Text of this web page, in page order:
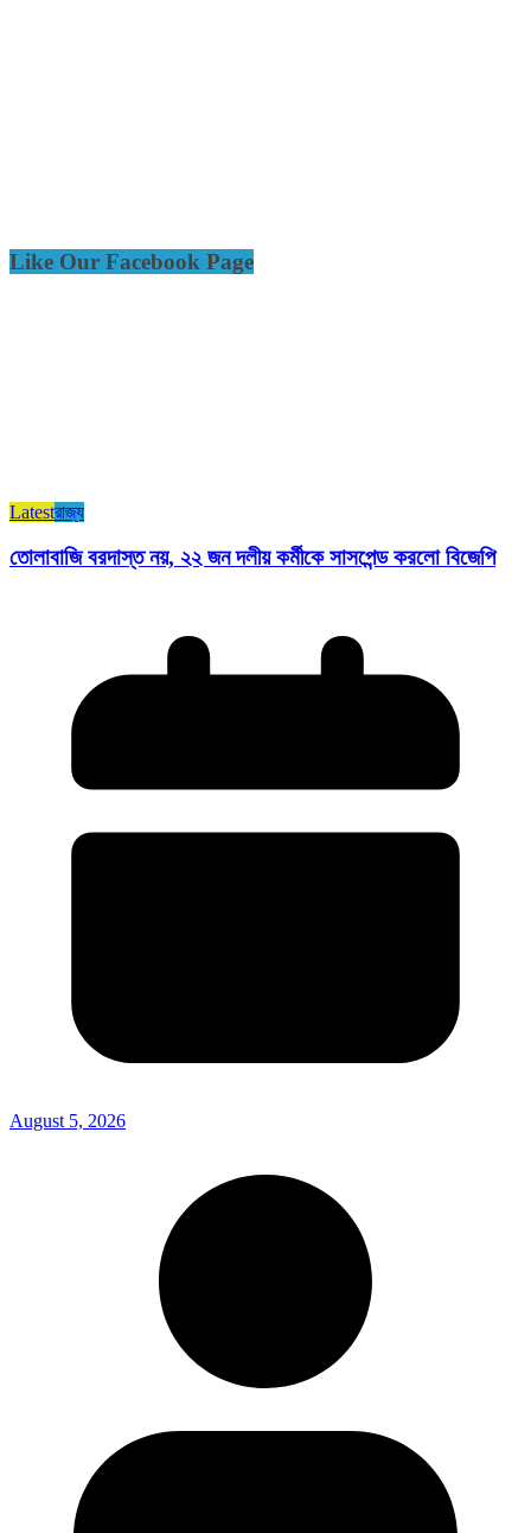
Like Our Facebook Page
Latestরাজ্য​
তোলাবাজি বরদাস্ত নয়, ২২ জন দলীয় কর্মীকে সাসপেন্ড করলো বিজেপি
August 5, 2026